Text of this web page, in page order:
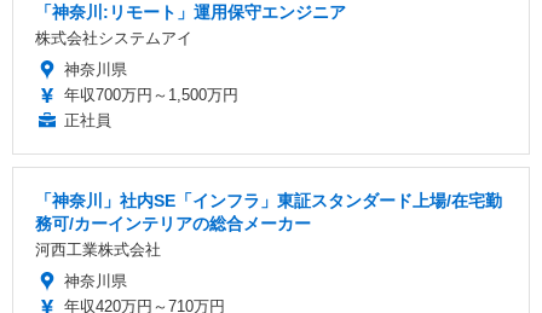
「神奈川:リモート」運用保守エンジニア
株式会社システムアイ
神奈川県
年収700万円～1,500万円
正社員
「神奈川」社内SE「インフラ」東証スタンダード上場/在宅勤
務可/カーインテリアの総合メーカー
河西工業株式会社
神奈川県
年収420万円～710万円